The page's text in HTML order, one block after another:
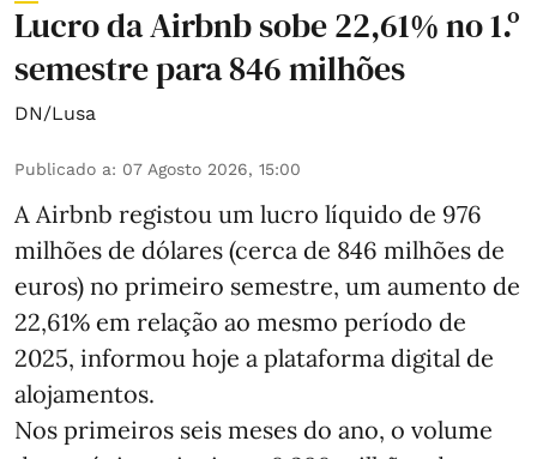
Lucro da Airbnb sobe 22,61% no 1.º
semestre para 846 milhões
DN/Lusa
Publicado a: 07 Agosto 2026, 15:00
A Airbnb registou um lucro líquido de 976
milhões de dólares (cerca de 846 milhões de
euros) no primeiro semestre, um aumento de
22,61% em relação ao mesmo período de
2025, informou hoje a plataforma digital de
alojamentos.
Nos primeiros seis meses do ano, o volume